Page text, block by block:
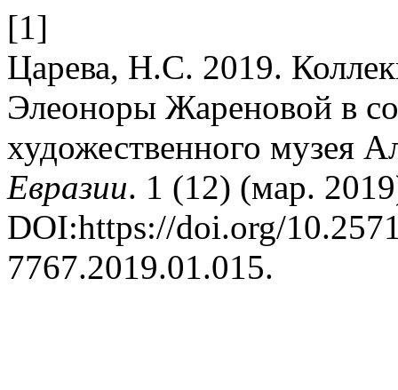
[1]
Царева, Н.С. 2019.
Элеоноры Жареновой в
художественного музея
Евразии. 1 (12) (мар.
DOI:https://doi.org/
7767.2019.01.015.